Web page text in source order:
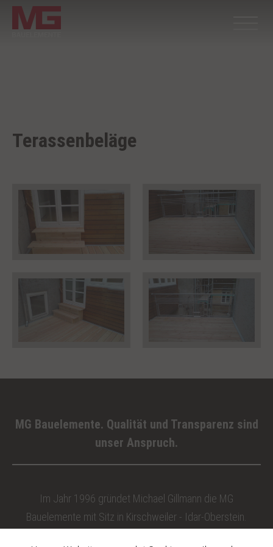
Terassenbeläge
MG Bauelemente. Qualität und Transparenz sind
unser Anspruch.
Im Jahr 1996 gründet Michael Gillmann die MG
Bauelemente mit Sitz in Kirschweiler - Idar-Oberstein.